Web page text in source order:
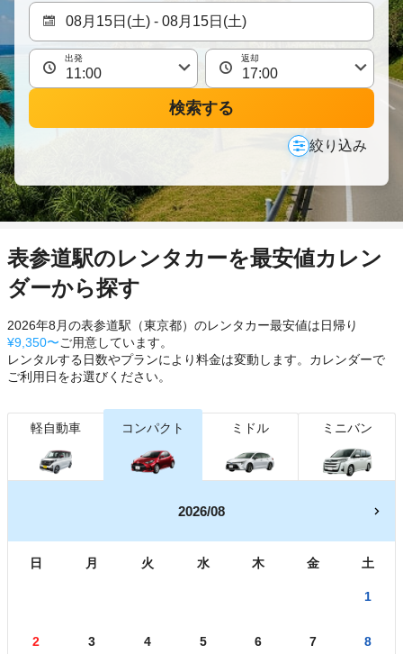
出発 返却
検索する
絞り込み
表参道駅のレンタカーを最安値カレン
ダーから探す
2026年8月の表参道駅（東京都）のレンタカー最安値は日帰り
¥9,350〜ご用意しています。
レンタルする日数やプランにより料金は変動します。カレンダーで
ご利用日をお選びください。
軽自動車 コンパクト ミドル ミニバン
2026/08
日 月 火 水 木 金 土
1
2 3 4 5 6 7 8